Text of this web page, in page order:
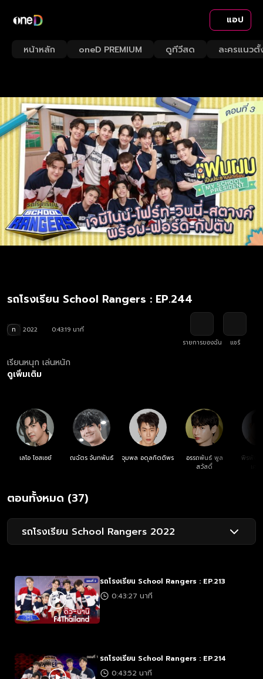
แอป
หน้าหลัก oneD PREMIUM ดูทีวีสด ละครแนวตั้
รถโรงเรียน School Rangers : EP.244
ท 2022
0:43:19 นาที
รายการของฉัน
แชร์
เรียนหนุก เล่นหนัก
ดูเพิ่มเติม
เลโอ โซสเซย์ ณฉัตร จันทพันธ์ จุมพล อดุลกิตติพร
อรรถพันธ์ พูล
สวัสดิ์
พิรพัฒ
ตอนทั้งหมด (37)
รถโรงเรียน School Rangers 2022
รถโรงเรียน School Rangers : EP.213
0:43:27 นาที
รถโรงเรียน School Rangers : EP.214
0:43:52 นาที